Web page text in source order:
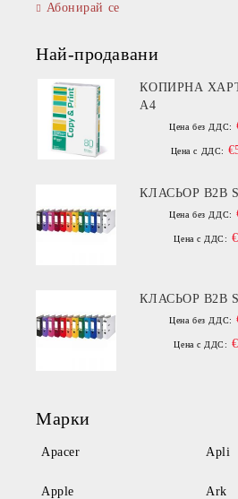
Абонирай се
Най-продавани
КОПИРНА
A4
Цена без ДДС:
Цена с ДДС:
КЛАСЬОР B2B
Цена без ДДС:
Цена с ДДС:
КЛАСЬОР B2B
Цена без ДДС:
Цена с ДДС:
Марки
Apacer Apli
Apple Ark